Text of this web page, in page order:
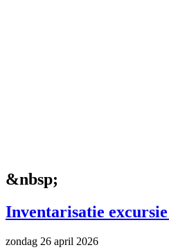
&nbsp;
Inventarisatie
zondag 26 april 2026